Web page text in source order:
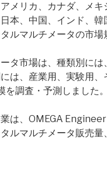
メリカ、カナダ、メ
本、中国、インド、
ルマルチメータの市場
タ市場は、種類別に
は、産業用、実験用
調査・予測しました。
業は、OMEGA
ルマルチメータ販売